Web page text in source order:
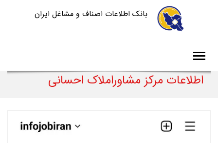
بانک اطلاعات اصناف و مشاغل ایران
اطلاعات مرکز مشاوراملاک احسانی